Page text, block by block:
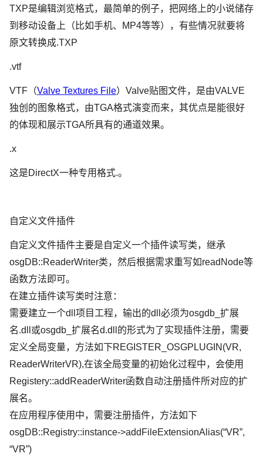
TXP是编辑浏览格式，最简单的例子，把网络上的小说储存
到移动设备上（比如手机、MP4等等），有些情况就要将
原文转换成.TXP
.vtf
VTF（Valve Textures File）Valve贴图文件，是由VALVE
独创的图象格式，由TGA格式演变而来，其优点是能很好
的体现和展示TGA所具有的通道效果。
.x
这是DirectX一种专用格式.。
自定义文件插件
自定义文件插件主要是自定义一个插件读写类，继承
osgDB::ReaderWriter类，然后根据需求重写如readNode等
函数方法即可。
在建立插件读写类时注意：
需要建立一个dll项目工程，输出的dll必须为osgdb_扩展
名.dll或osgdb_扩展名d.dll的形式为了实现插件注册，需要
定义全局变量，方法如下REGISTER_OSGPLUGIN(VR,
ReaderWriterVR),在该全局变量的初始化过程中，会使用
Registery::addReaderWriter函数自动注册插件所对应的扩
展名。
在应用程序使用中，需要注册插件，方法如下
osgDB::Registry::instance->addFileExtensionAlias(“VR”,
“VR”)